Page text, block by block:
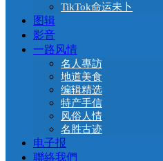
TikTok命运未卜
图辑
影音
一路风情
名人專訪
地道美食
编辑精选
特产手信
风俗人情
名胜古迹
电子报
聯絡我們